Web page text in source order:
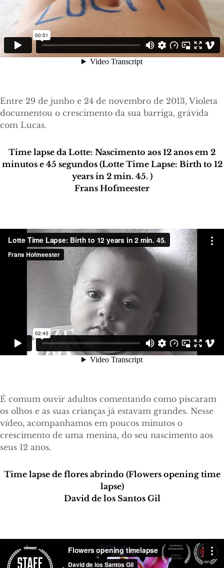
Entre 29 de junho e 24 de novembro de 2013, Violeta
documentou o crescimento da sua barriga, grávida
com Lucas.
Time lapse da Lotte: Nascimento aos 12 anos em 2
minutos e 45 segundos (Lotte Time Lapse: Birth to 12
years in 2 min. 45. )
Frans Hofmeester
É comum ouvir adultos comentando como piscaram
os olhos e as suas crianças já estavam grandes. Nesse
vídeo, acompanhamos em poucos minutos o
crescimento de uma menina, do seu nascimento aos
seus 12 anos.
Time lapse de flores abrindo (Flowers opening time
lapse)
David de los Santos Gil